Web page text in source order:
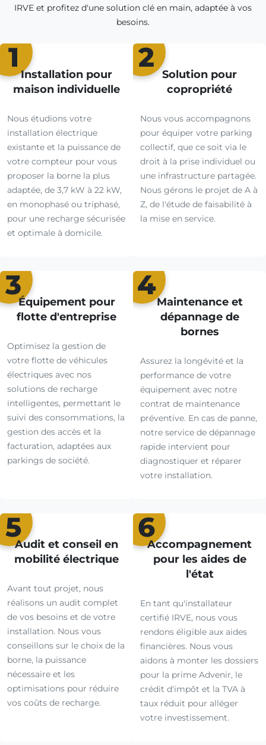
IRVE et profitez d'une solution clé en main, adaptée à vos
besoins.
1
Installation pour
maison individuelle
Nous étudions votre
installation électrique
existante et la puissance de
votre compteur pour vous
proposer la borne la plus
adaptée, de 3,7 kW à 22 kW,
en monophasé ou triphasé,
pour une recharge sécurisée
et optimale à domicile.
2
Solution pour
copropriété
Nous vous accompagnons
pour équiper votre parking
collectif, que ce soit via le
droit à la prise individuel ou
une infrastructure partagée.
Nous gérons le projet de A à
Z, de l'étude de faisabilité à
la mise en service.
3
Équipement pour
flotte d'entreprise
Optimisez la gestion de
votre flotte de véhicules
électriques avec nos
solutions de recharge
intelligentes, permettant le
suivi des consommations, la
gestion des accès et la
facturation, adaptées aux
parkings de société.
4
Maintenance et
dépannage de
bornes
Assurez la longévité et la
performance de votre
équipement avec notre
contrat de maintenance
préventive. En cas de panne,
notre service de dépannage
rapide intervient pour
diagnostiquer et réparer
votre installation.
5
Audit et conseil en
mobilité électrique
Avant tout projet, nous
réalisons un audit complet
de vos besoins et de votre
installation. Nous vous
conseillons sur le choix de la
borne, la puissance
nécessaire et les
optimisations pour réduire
vos coûts de recharge.
6
Accompagnement
pour les aides de
l'état
En tant qu'installateur
certifié IRVE, nous vous
rendons éligible aux aides
financières. Nous vous
aidons à monter les dossiers
pour la prime Advenir, le
crédit d'impôt et la TVA à
taux réduit pour alléger
votre investissement.